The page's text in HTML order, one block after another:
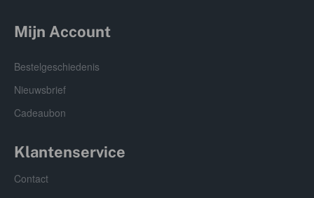
Mijn Account
Bestelgeschiedenis
Nieuwsbrief
Cadeaubon
Klantenservice
Contact